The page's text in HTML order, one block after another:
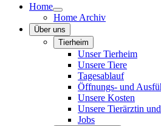
Home
Home Archiv
Über uns
Tierheim
Unser Tierheim
Unsere Tiere
Tagesablauf
Öffnungs- und
Unsere Kosten
Unsere Tierärztin
Jobs